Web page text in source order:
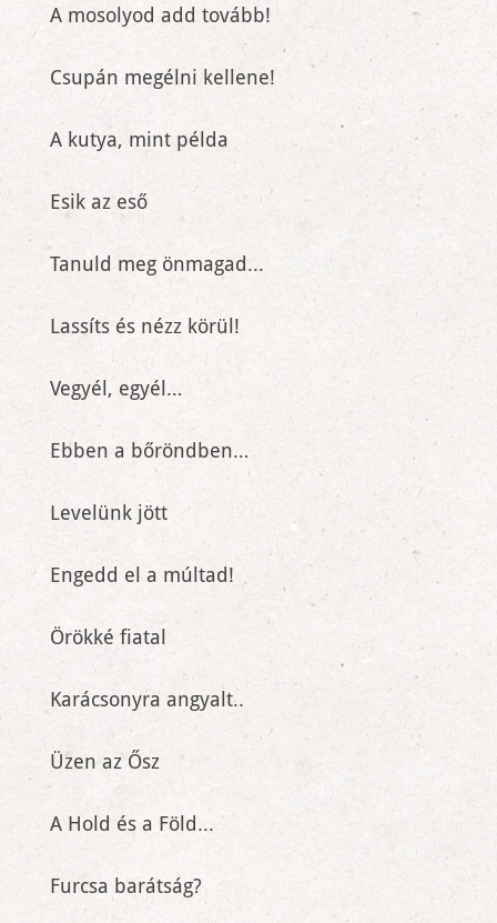
A mosolyod add tovább!
Csupán megélni kellene!
A kutya, mint példa
Esik az eső
Tanuld meg önmagad...
Lassíts és nézz körül!
Vegyél, egyél…
Ebben a bőröndben…
Levelünk jött
Engedd el a múltad!
Örökké fiatal
Karácsonyra angyalt..
Üzen az Ősz
A Hold és a Föld...
Furcsa barátság?